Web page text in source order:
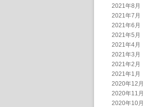
2021年8月
2021年7月
2021年6月
2021年5月
2021年4月
2021年3月
2021年2月
2021年1月
2020年12月
2020年11月
2020年10月